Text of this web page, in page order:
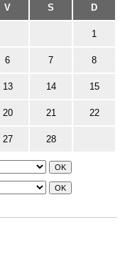
V S D
1
6 7 8
13 14 15
20 21 22
27 28